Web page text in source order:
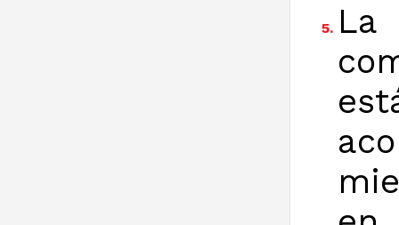
5. La